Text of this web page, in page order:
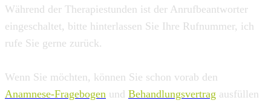
Während der Therapiestunden ist der Anrufbeantworter
eingeschaltet, bitte hinterlassen Sie Ihre Rufnummer, ich
rufe Sie gerne zurück.
Wenn Sie möchten, können Sie schon vorab den
Anamnese-Fragebogen und Behandlungsvertrag ausfüllen